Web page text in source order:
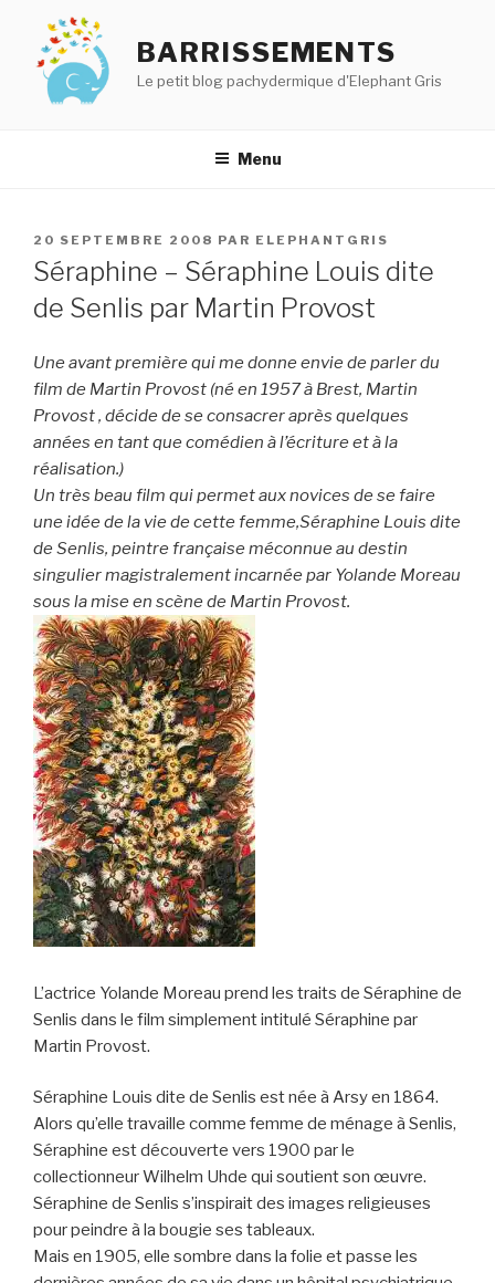
contenu
principal
BARRISSEMENTS
Le petit blog pachydermique d'Elephant Gris
Menu
PUBLIÉ
LE
20 SEPTEMBRE 2008 PAR ELEPHANTGRIS
Séraphine – Séraphine Louis dite
de Senlis par Martin Provost
Une avant première qui me donne envie de parler du
film de Martin Provost (né en 1957 à Brest, Martin
Provost , décide de se consacrer après quelques
années en tant que comédien à l’écriture et à la
réalisation.)
Un très beau film qui permet aux novices de se faire
une idée de la vie de cette femme,Séraphine Louis dite
de Senlis, peintre française méconnue au destin
singulier magistralement incarnée par Yolande Moreau
sous la mise en scène de Martin Provost.
L’actrice Yolande Moreau prend les traits de Séraphine de
Senlis dans le film simplement intitulé Séraphine par
Martin Provost.
Séraphine Louis dite de Senlis est née à Arsy en 1864.
Alors qu’elle travaille comme femme de ménage à Senlis,
Séraphine est découverte vers 1900 par le
collectionneur Wilhelm Uhde qui soutient son œuvre.
Séraphine de Senlis s’inspirait des images religieuses
pour peindre à la bougie ses tableaux.
Mais en 1905, elle sombre dans la folie et passe les